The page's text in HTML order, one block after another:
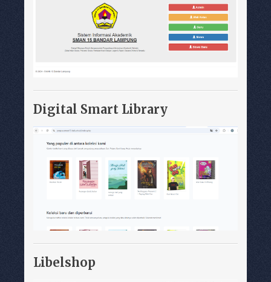
Digital Smart Library
Libelshop